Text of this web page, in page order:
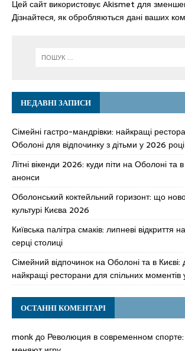
Цей сайт використовує Akismet для
Дізнайтеся, як обробляються дані ваших
НЕДАВНІ ЗАПИСИ
Сімейні гастро-мандрівки: найкращі
Оболоні для відпочинку з дітьми у 2026 році
Літні вікенди 2026: куди піти на Оболоні та в
анонси
Оболонський коктейльний горизонт: що
культурі Києва 2026
Київська палітра смаків: липневі відкриття
серці столиці
Сімейний відпочинок на Оболоні та в Києві:
найкращі ресторани для спільних моментів
ОСТАННІ КОМЕНТАРІ
monkдо Революция в современном спорте: